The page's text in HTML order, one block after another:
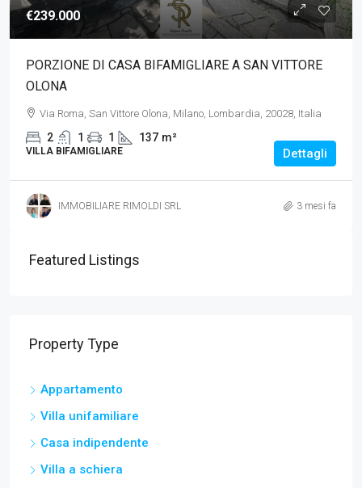
€239.000
PORZIONE DI CASA BIFAMIGLIARE A SAN VITTORE
OLONA
Via Roma, San Vittore Olona, Milano, Lombardia, 20028, Italia
2 1 1 137 m²
VILLA BIFAMIGLIARE Dettagli
IMMOBILIARE RIMOLDI SRL 3 mesi fa
Featured Listings
Property Type
Appartamento
Villa unifamiliare
Casa indipendente
Villa a schiera